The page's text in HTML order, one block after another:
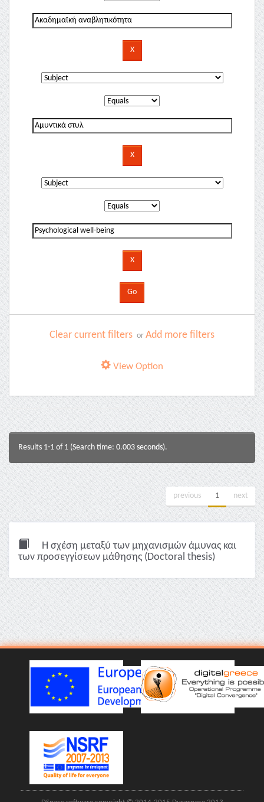
Clear current filters or Add more filters
View Option
Results 1-1 of 1 (Search time: 0.003 seconds).
previous 1 next
Η σχέση μεταξύ των μηχανισμών άμυνας και
των προσεγγίσεων μάθησης (Doctoral thesis)